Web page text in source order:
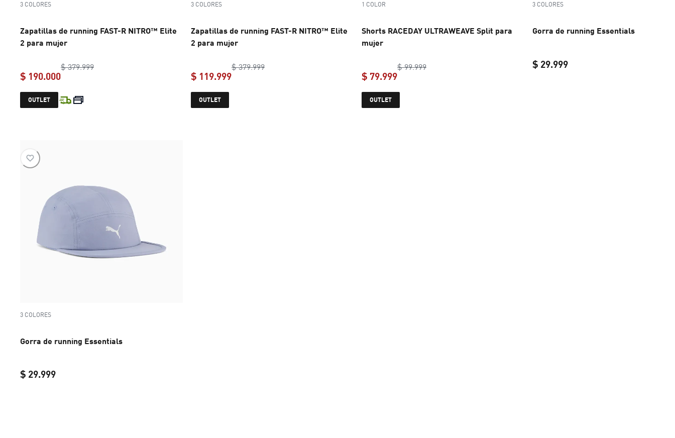
3 COLORES
Zapatillas de running FAST-R NITRO™ Elite
2 para mujer
$ 379.999original price $ 379.999
$ 190.000
current price $ 190.000
OUTLET
3 COLORES
Zapatillas de running FAST-R NITRO™ Elite
2 para mujer
$ 379.999original price $ 379.999
$ 119.999
OUTLET
1 COLOR
Shorts RACEDAY ULTRAWEAVE Split para
mujer
$ 99.999original price $ 99.999
$ 79.999
OUTLET
3 COLORES
Gorra de running Essentials
$ 29.999
3 COLORES
Gorra de running Essentials
$ 29.999